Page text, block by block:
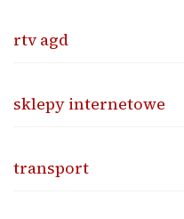
rtv agd
sklepy internetowe
transport